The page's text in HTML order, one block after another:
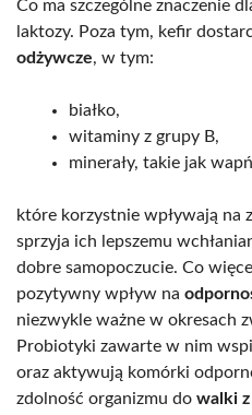
Co ma szczególne znaczenie
laktozy. Poza tym, kefir
odżywcze, w tym:
białko,
witaminy z grupy B,
minerały, takie jak
które korzystnie wpływają na
sprzyja ich lepszemu
dobre samopoczucie. Co
pozytywny wpływ na
niezwykle ważne w okresach
Probiotyki zawarte w nim
oraz aktywują komórki
zdolność organizmu do walki